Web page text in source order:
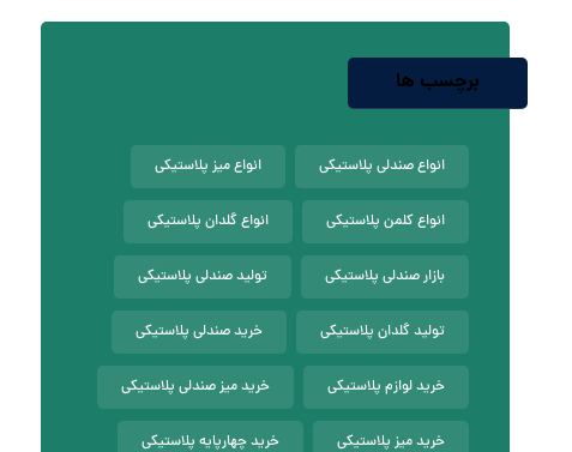
برچسب ها
انواع صندلی پلاستیکی انواع میز پلاستیکی
انواع کلمن پلاستیکی انواع گلدان پلاستیکی
بازار صندلی پلاستیکی تولید صندلی پلاستیکی
تولید گلدان پلاستیکی خرید صندلی پلاستیکی
خرید لوازم پلاستیکی خرید میز صندلی پلاستیکی
خرید میز پلاستیکی خرید چهارپایه پلاستیکی